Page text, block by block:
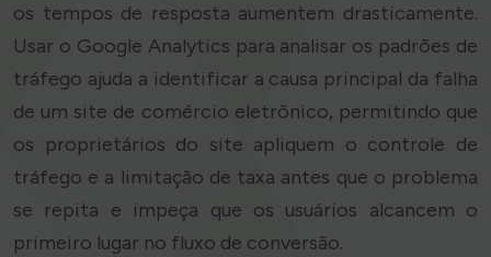
os tempos de resposta aumentem drasticamente.
Usar o Google Analytics para analisar os padrões de
tráfego ajuda a identificar a causa principal da falha
de um site de comércio eletrônico, permitindo que
os proprietários do site apliquem o controle de
tráfego e a limitação de taxa antes que o problema
se repita e impeça que os usuários alcancem o
primeiro lugar no fluxo de conversão.